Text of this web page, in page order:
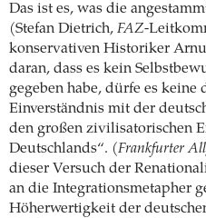
Das ist es, was die
(Stefan Dietrich, FAZ-
konservativen Historiker
daran, dass es kein
gegeben habe, dürfe es keine
Einverständnis mit der
den großen zivilisatorischen
Deutschlands“. (Frankfurter
dieser Versuch der
an die Integrationsmetapher
Höherwertigkeit der